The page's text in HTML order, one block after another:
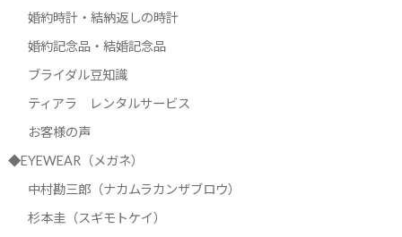
婚約時計・結納返しの時計
婚約記念品・結婚記念品
ブライダル豆知識
ティアラ レンタルサービス
お客様の声
◆EYEWEAR（メガネ）
中村勘三郎（ナカムラカンザブロウ）
杉本圭（スギモトケイ）